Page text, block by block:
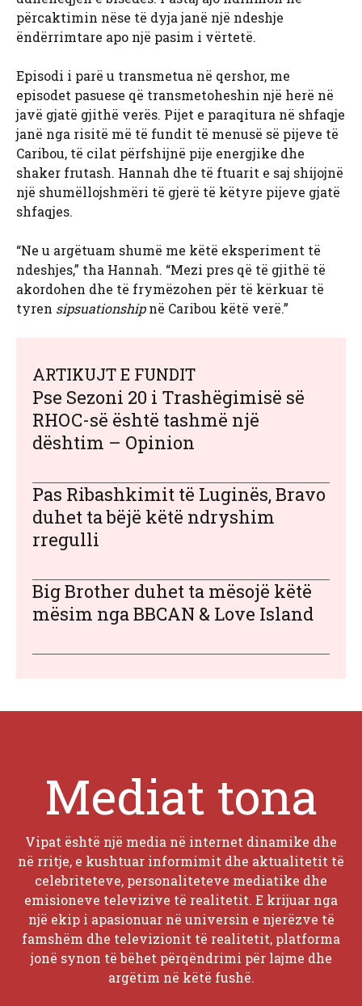
përcaktimin nëse të dyja janë një ndeshje
ëndërrimtare apo një pasim i vërtetë.
Episodi i parë u transmetua në qershor, me
episodet pasuese që transmetoheshin një herë në
javë gjatë gjithë verës. Pijet e paraqitura në shfaqje
janë nga risitë më të fundit të menusë së pijeve të
Caribou, të cilat përfshijnë pije energjike dhe
shaker frutash. Hannah dhe të ftuarit e saj shijojnë
një shumëllojshmëri të gjerë të këtyre pijeve gjatë
shfaqjes.
“Ne u argëtuam shumë me këtë eksperiment të
ndeshjes,” tha Hannah. “Mezi pres që të gjithë të
akordohen dhe të frymëzohen për të kërkuar të
tyren sipsuationshipnë Caribou këtë verë.”
ARTIKUJT E FUNDIT
Pse Sezoni 20 i Trashëgimisë së
RHOC-së është tashmë një
dështim – Opinion
Pas Ribashkimit të Luginës, Bravo
duhet ta bëjë këtë ndryshim
rregulli
Big Brother duhet ta mësojë këtë
mësim nga BBCAN & Love Island
Mediat tona
Vipat është një media në internet dinamike dhe
në rritje, e kushtuar informimit dhe aktualitetit të
celebriteteve, personaliteteve mediatike dhe
emisioneve televizive të realitetit. E krijuar nga
një ekip i apasionuar në universin e njerëzve të
famshëm dhe televizionit të realitetit, platforma
jonë synon të bëhet përqëndrimi për lajme dhe
argëtim në këtë fushë.